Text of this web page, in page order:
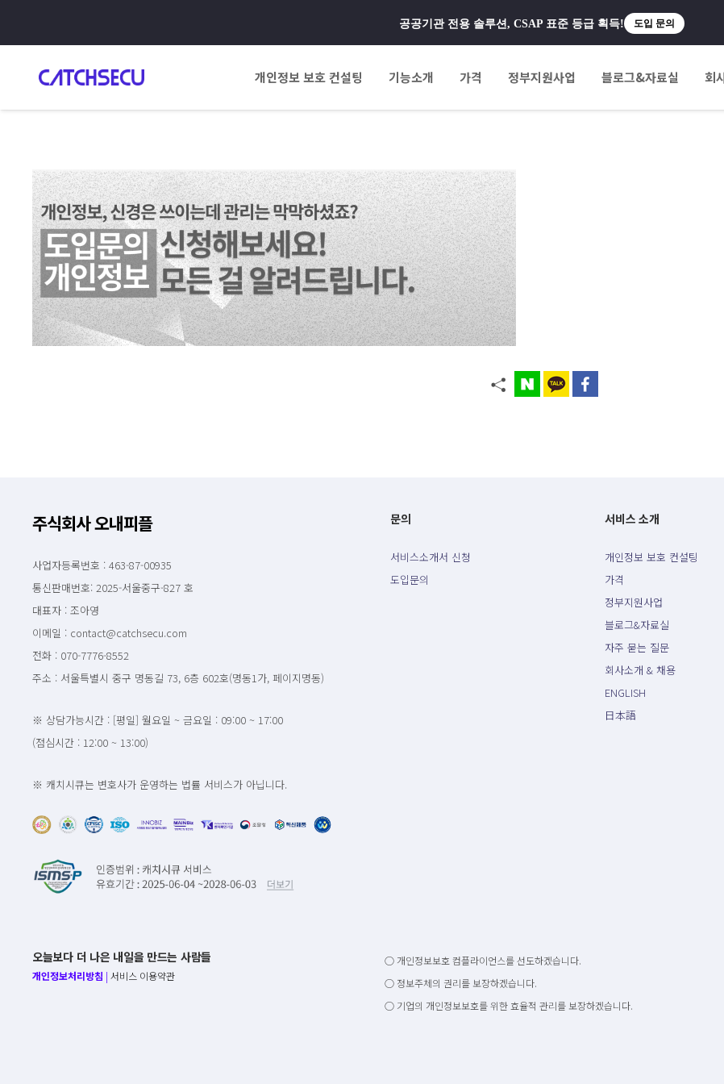
공공기관 전용 솔루션, CSAP 표준 등급 획득! 도입 문의
개인정보 보호 컨설팅 기능소개 가격 정부지원사업 블로그&자료실 회
주식회사 오내피플
사업자등록번호 : 463-87-00935
통신판매번호: 2025-서울중구-827 호
대표자 : 조아영
이메일 : contact@catchsecu.com
전화 : 070-7776-8552
주소 : 서울특별시 중구 명동길 73, 6층 602호(명동1가, 페이지명동)
※ 상담가능시간 : [평일] 월요일 ~ 금요일 : 09:00 ~ 17:00
(점심시간 : 12:00 ~ 13:00)
※ 캐치시큐는 변호사가 운영하는 법률 서비스가 아닙니다.
문의
서비스소개서 신청
도입문의
서비스 소개
개인정보 보호 컨설팅
가격
정부지원사업
블로그&자료실
자주 묻는 질문
회사소개 & 채용
ENGLISH
日本語
오늘보다 더 나은 내일을 만드는 사람들
개인정보처리방침 | 서비스 이용약관
○ 개인정보보호 컴플라이언스를 선도하겠습니다.
○ 정보주체의 권리를 보장하겠습니다.
○ 기업의 개인정보보호를 위한 효율적 관리를 보장하겠습니다.